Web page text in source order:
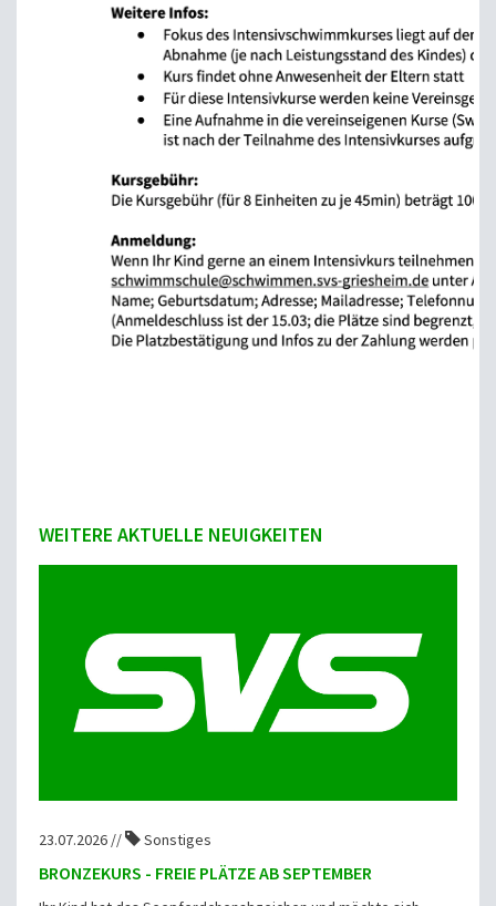
WEITERE AKTUELLE NEUIGKEITEN
23.07.2026 // Sonstiges
BRONZEKURS - FREIE PLÄTZE AB SEPTEMBER